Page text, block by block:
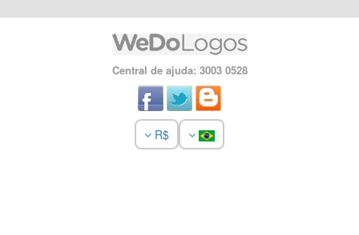
Central de ajuda: 3003 0528
R$